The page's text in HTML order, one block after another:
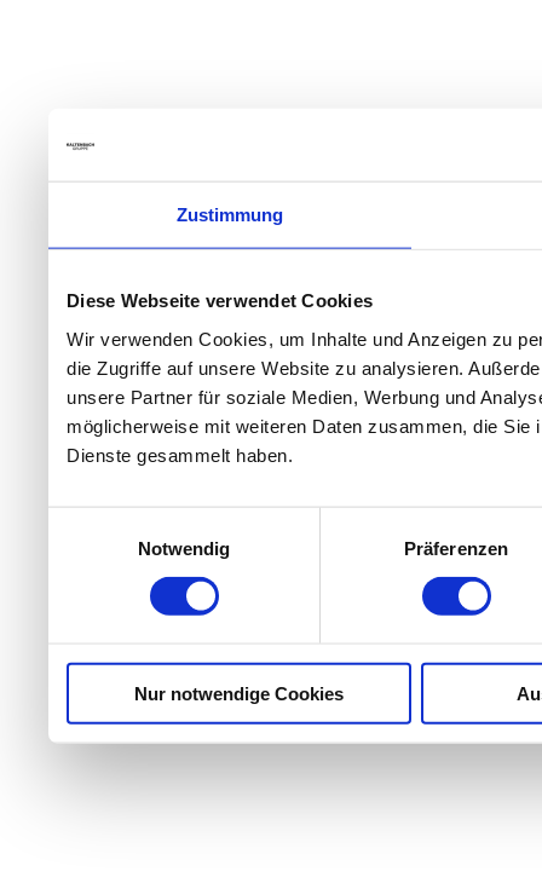
Zustimmung
Diese Webseite verwendet Cookies
Wir verwenden Cookies, um Inhalte und Anzeigen zu
die Zugriffe auf unsere Website zu analysieren.
unsere Partner für soziale Medien, Werbung und
möglicherweise mit weiteren Daten zusammen, die
Dienste gesammelt haben.
Notwendig
Präferenzen
Nur notwendige Cookies